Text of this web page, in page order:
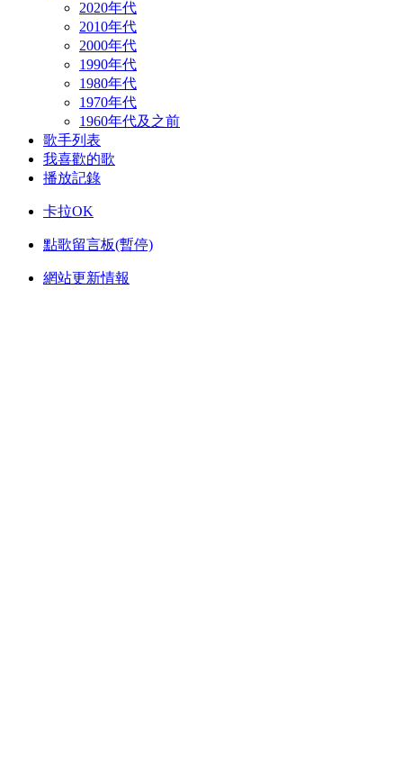
2020年代
2010年代
2000年代
1990年代
1980年代
1970年代
1960年代及之前
歌手列表
我喜歡的歌
播放記錄
卡拉OK
點歌留言板(暫停)
網站更新情報